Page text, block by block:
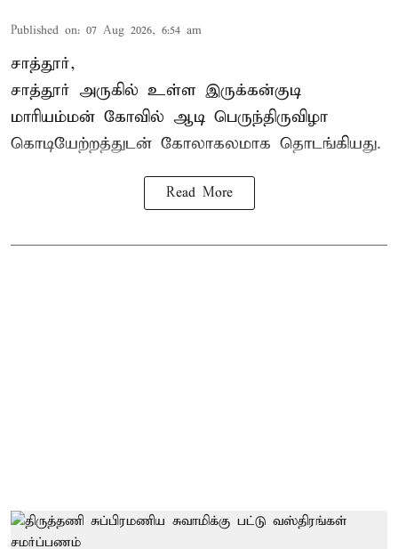
Published on: 07 Aug 2026, 6:54 am
சாத்தூர்,
சாத்தூர் அருகில் உள்ள இருக்கன்குடி
மாரியம்மன் கோவில் ஆடி பெருந்திருவிழா
கொடியேற்றத்துடன் கோலாகலமாக தொடங்கியது.
Read More